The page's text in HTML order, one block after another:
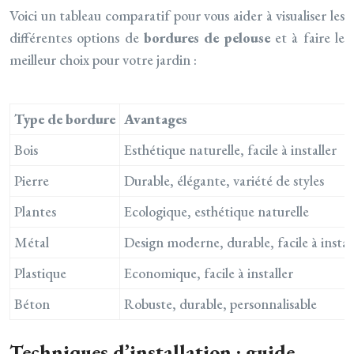
Voici un tableau comparatif pour vous aider à visualiser les
différentes options de bordures de pelouse et à faire le
meilleur choix pour votre jardin :
Type de bordure Avantages
Bois
Esthétique naturelle, facile à installer
Pierre
Durable, élégante, variété de styles
Plantes
Ecologique, esthétique naturelle
Métal
Design moderne, durable, facile à
Plastique
Economique, facile à installer
Béton
Robuste, durable, personnalisable